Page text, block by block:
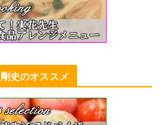
史のオススメ